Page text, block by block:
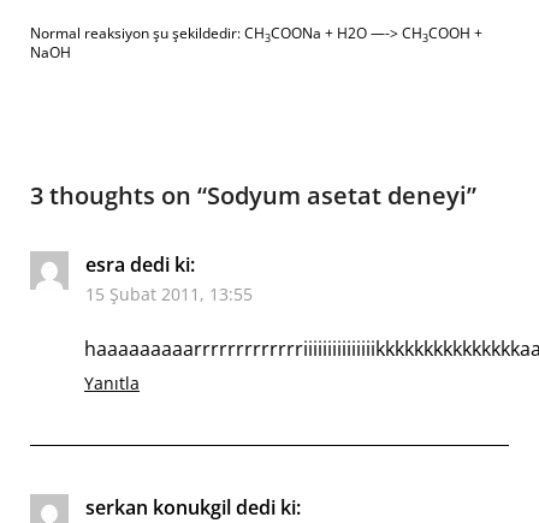
Normal reaksiyon şu şekildedir: CH3COONa + H2O —-> CH3COOH +
NaOH
3 thoughts on “Sodyum asetat deneyi”
esra dedi ki:
15 Şubat 2011, 13:55
Yanıtla
serkan konukgildedi ki: